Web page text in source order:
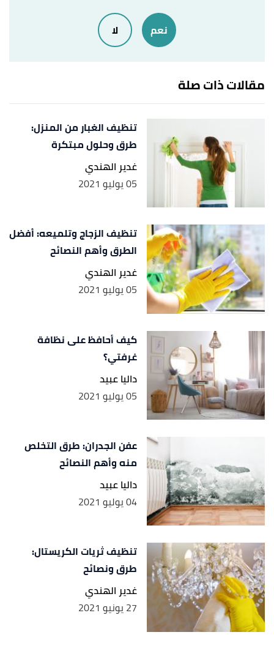
"6 TYPES OF HARMFUL MOLD THAT MAY BE
Retrieved 22/9/2022. Edited.
نعم لا
مقالات ذات صلة
تنظيف الغبار من المنزل:
طرق وحلول مبتكرة
غدير الهندي
05 يوليو 2021
تنظيف الزجاج وتلميعه: أفضل
الطرق وأهم النصائح
غدير الهندي
05 يوليو 2021
كيف أحافظ على نظافة
غرفتي؟
داليا عبيد
05 يوليو 2021
عفن الجدران: طرق التخلص
منه وأهم النصائح
داليا عبيد
04 يوليو 2021
تنظيف ثريات الكريستال:
طرق ونصائح
غدير الهندي
27 يونيو 2021